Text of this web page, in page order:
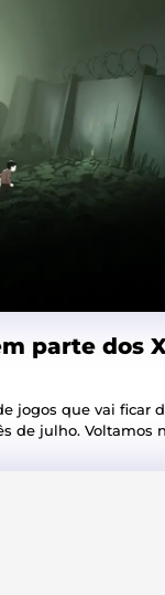
parte dos
jogos que vai ficar
subscritores do Xbox Live Gold